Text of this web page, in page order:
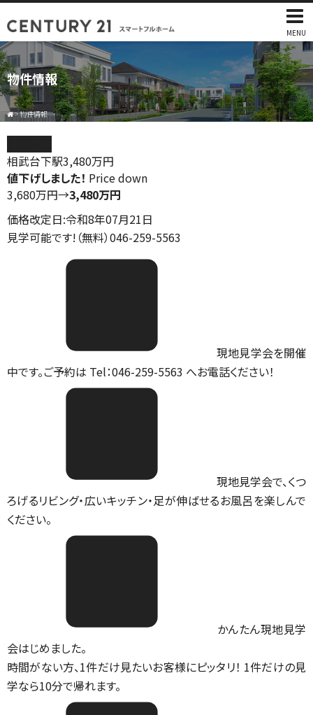
MENU
物件情報
>物件情報
相武台下駅3,480万円
値下げしました！ Price down
3,680万円→3,480万円
価格改定日:令和8年07月21日
見学可能です!（無料）046-259-5563
現地見学会を開催
中です。ご予約は Tel：046-259-5563 へお電話ください！
現地見学会で、くつ
ろげるリビング・広いキッチン・足が伸ばせるお風呂を楽しんで
ください。
かんたん現地見学
会はじめました。
時間がない方、1件だけ見たいお客様にピッタリ！ 1件だけの見
学なら10分で帰れます。